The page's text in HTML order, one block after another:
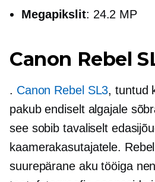
Megapikslit: 24.2 MP
Canon Rebel
. Canon Rebel SL3, tuntud
pakub endiselt algajale
see sobib tavaliselt
kaamerakasutajatele.
suurepärane aku tööiga